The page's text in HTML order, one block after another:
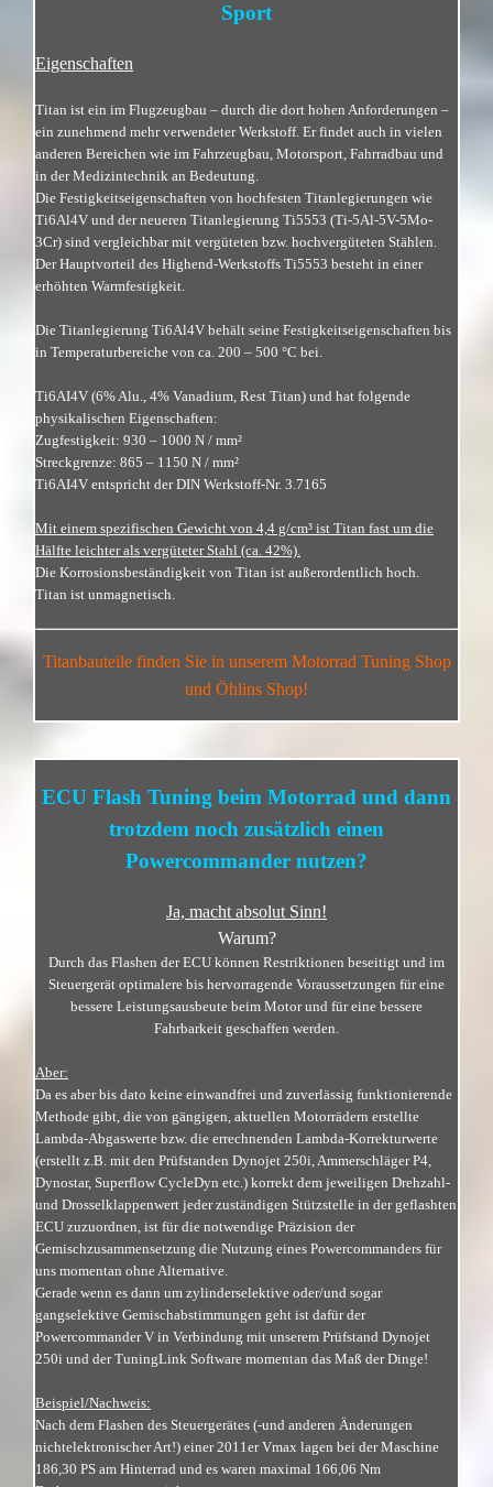
Sport
Eigenschaften
Titan ist ein im Flugzeugbau – durch die dort hohen Anforderungen –
ein zunehmend mehr verwendeter Werkstoff. Er findet auch in vielen
anderen Bereichen wie im Fahrzeugbau, Motorsport, Fahrradbau und
in der Medizintechnik an Bedeutung.
Die Festigkeitseigenschaften von hochfesten Titanlegierungen wie
Ti6Al4V und der neueren Titanlegierung Ti5553 (Ti-5Al-5V-5Mo-
3Cr) sind vergleichbar mit vergüteten bzw. hochvergüteten Stählen.
Der Hauptvorteil des Highend-Werkstoffs Ti5553 besteht in einer
erhöhten Warmfestigkeit.
Die Titanlegierung Ti6Al4V behält seine Festigkeitseigenschaften bis
in Temperaturbereiche von ca. 200 – 500 °C bei.
Ti6AI4V (6% Alu., 4% Vanadium, Rest Titan) und hat folgende
physikalischen Eigenschaften:
Zugfestigkeit: 930 – 1000 N / mm²
Streckgrenze: 865 – 1150 N / mm²
Ti6AI4V entspricht der DIN Werkstoff-Nr. 3.7165
Mit einem spezifischen Gewicht von 4,4 g/cm³ ist Titan fast um die
Hälfte leichter als vergüteter Stahl (ca. 42%).
Die Korrosionsbeständigkeit von Titan ist außerordentlich hoch.
Titan ist unmagnetisch.
Titanbauteile finden Sie in unserem Motorrad Tuning Shop
und Öhlins Shop!
ECU Flash Tuning beim Motorrad und dann
trotzdem noch zusätzlich einen
Powercommander nutzen?
Ja, macht absolut Sinn!
Warum?
Durch das Flashen der ECU können Restriktionen beseitigt und im
Steuergerät optimalere bis hervorragende Voraussetzungen für eine
bessere Leistungsausbeute beim Motor und für eine bessere
Fahrbarkeit geschaffen werden.
Aber:
Da es aber bis dato keine einwandfrei und zuverlässig funktionierende
Methode gibt, die von gängigen, aktuellen Motorrädern erstellte
Lambda-Abgaswerte bzw. die errechnenden Lambda-Korrekturwerte
(erstellt z.B. mit den Prüfstanden Dynojet 250i, Ammerschläger P4,
Dynostar, Superflow CycleDyn etc.) korrekt dem jeweiligen Drehzahl-
und Drosselklappenwert jeder zuständigen Stützstelle in der geflashten
ECU zuzuordnen, ist für die notwendige Präzision der
Gemischzusammensetzung die Nutzung eines Powercommanders für
uns momentan ohne Alternative.
Gerade wenn es dann um zylinderselektive oder/und sogar
gangselektive Gemischabstimmungen geht ist dafür der
Powercommander V in Verbindung mit unserem Prüfstand Dynojet
250i und der TuningLink Software momentan das Maß der Dinge!
Beispiel/Nachweis:
Nach dem Flashen des Steuergerätes (-und anderen Änderungen
nichtelektronischer Art!) einer 2011er Vmax lagen bei der Maschine
186,30 PS am Hinterrad und es waren maximal 166,06 Nm